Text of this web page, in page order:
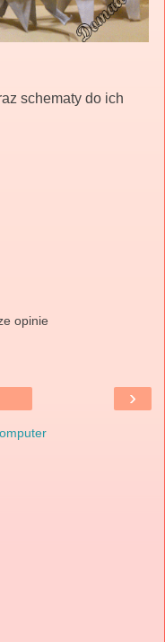
schematy do ich
opinie
›